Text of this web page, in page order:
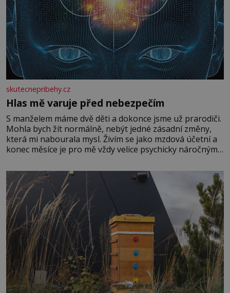
skutecnepribehy.cz
Hlas mě varuje před nebezpečím
S manželem máme dvě děti a dokonce jsme už prarodiči.
Mohla bych žít normálně, nebýt jedné zásadní změny,
která mi nabourala mysl. Živím se jako mzdová účetní a
konec měsíce je pro mě vždy velice psychicky náročným
dál častěji volá o pomoc, co se hlídání týče. Dalo by se